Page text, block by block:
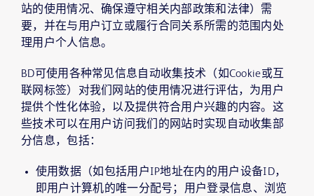
站的使用情况、确保遵守相关内部政策和法律）需
要，并在与用户订立或履行合同关系所需的范围内处
理用户个人信息。
BD可使用各种常见信息自动收集技术（如Cookie或互
联网标签）对我们网站的使用情况进行评估，为用户
提供个性化体验，以及提供符合用户兴趣的内容。这
些技术可以在用户访问我们的网站时实现自动收集部
分信息，包括：
使用数据（如包括用户IP地址在内的用户设备ID，
即用户计算机的唯一分配号；用户登录信息、浏览